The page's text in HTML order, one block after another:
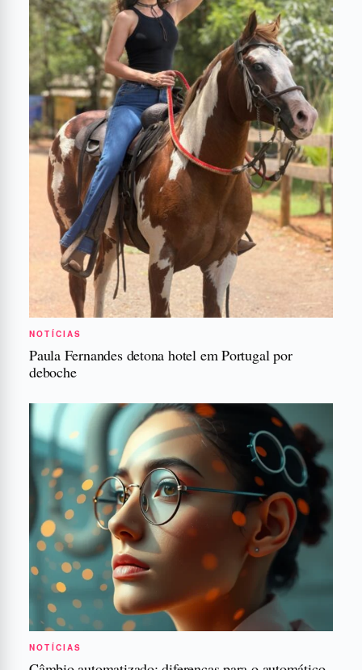
NOTÍCIAS
Paula Fernandes detona hotel em Portugal por
deboche
NOTÍCIAS